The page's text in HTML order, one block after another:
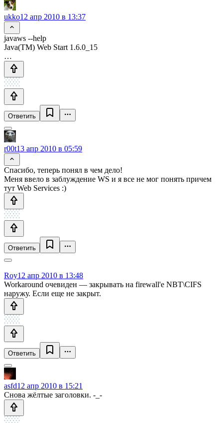
ukko12 апр 2010 в 13:37
javaws --help
Java(TM) Web Start 1.6.0_15
…
Ответить
r00t13 апр 2010 в 05:59
Спасибо, теперь понял в чем дело!
Меня ввело в заблуждение WS и я все не мог понять причем
тут Web Services :)
Ответить
Roy12 апр 2010 в 13:48
Workaround очевиден — закрывать на firewall'е NBT\CIFS
наружу. Если еще не закрыт.
Ответить
asfd12 апр 2010 в 15:21
Снова жёлтые заголовки. -_-